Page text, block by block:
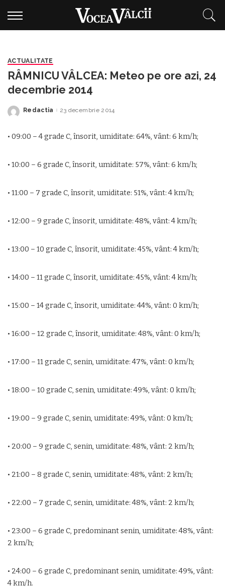
ACTUALITATE
RÂMNICU VÂLCEA: Meteo pe ore azi, 24
decembrie 2014
Posted
Redactia 23 decembrie 2014
• 09:00 – 4 grade C, însorit, umiditate: 64%, vânt: 6 km/h;
• 10:00 – 6 grade C, însorit, umiditate: 57%, vânt: 6 km/h;
• 11:00 – 7 grade C, însorit, umiditate: 51%, vânt: 4 km/h;
• 12:00 – 9 grade C, însorit, umiditate: 48%, vânt: 4 km/h;
• 13:00 – 10 grade C, însorit, umiditate: 45%, vânt: 4 km/h;
• 14:00 – 11 grade C, însorit, umiditate: 45%, vânt: 4 km/h;
• 15:00 – 14 grade C, însorit, umiditate: 44%, vânt: 0 km/h;
• 16:00 – 12 grade C, însorit, umiditate: 48%, vânt: 0 km/h;
• 17:00 – 11 grade C, senin, umiditate: 47%, vânt: 0 km/h;
• 18:00 – 10 grade C, senin, umiditate: 49%, vânt: 0 km/h;
• 19:00 – 9 grade C, senin, umiditate: 49%, vânt: 0 km/h;
• 20:00 – 9 grade C, senin, umiditate: 48%, vânt: 2 km/h;
• 21:00 – 8 grade C, senin, umiditate: 48%, vânt: 2 km/h;
• 22:00 – 7 grade C, senin, umiditate: 48%, vânt: 2 km/h;
• 23:00 – 6 grade C, predominant senin, umiditate: 48%, vânt:
2 km/h;
• 24:00 – 6 grade C, predominant senin, umiditate: 49%, vânt:
4 km/h.